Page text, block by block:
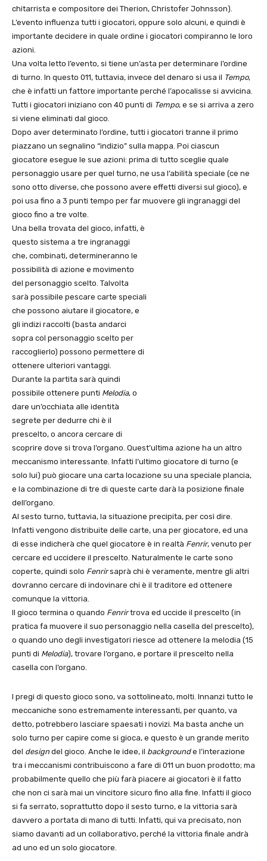
chitarrista e compositore dei Therion, Christofer Johnsson).
L’evento influenza tutti i giocatori, oppure solo alcuni, e quindi è
importante decidere in quale ordine i giocatori compiranno le loro
azioni.
Una volta letto l’evento, si tiene un’asta per determinare l’ordine
di turno. In questo 011, tuttavia, invece del denaro si usa il Tempo,
che è infatti un fattore importante perché l’apocalisse si avvicina.
Tutti i giocatori iniziano con 40 punti di Tempo, e se si arriva a zero
si viene eliminati dal gioco.
Dopo aver determinato l’ordine, tutti i giocatori tranne il primo
piazzano un segnalino “indizio” sulla mappa. Poi ciascun
giocatore esegue le sue azioni: prima di tutto sceglie quale
personaggio usare per quel turno, ne usa l’abilità speciale (ce ne
sono otto diverse, che possono avere effetti diversi sul gioco), e
poi usa fino a 3 punti tempo per far muovere gli ingranaggi del
gioco fino a tre volte.
Una bella trovata del gioco, infatti, è
questo sistema a tre ingranaggi
che, combinati, determineranno le
possibilità di azione e movimento
del personaggio scelto. Talvolta
sarà possibile pescare carte speciali
che possono aiutare il giocatore, e
gli indizi raccolti (basta andarci
sopra col personaggio scelto per
raccoglierlo) possono permettere di
ottenere ulteriori vantaggi.
Durante la partita sarà quindi
possibile ottenere punti Melodia, o
dare un’occhiata alle identità
segrete per dedurre chi è il
prescelto, o ancora cercare di
scoprire dove si trova l’organo. Quest’ultima azione ha un altro
meccanismo interessante. Infatti l’ultimo giocatore di turno (e
solo lui) può giocare una carta locazione su una speciale plancia,
e la combinazione di tre di queste carte darà la posizione finale
dell’organo.
Al sesto turno, tuttavia, la situazione precipita, per così dire.
Infatti vengono distribuite delle carte, una per giocatore, ed una
di esse indicherà che quel giocatore è in realtà Fenrir, venuto per
cercare ed uccidere il prescelto. Naturalmente le carte sono
coperte, quindi solo Fenrirsaprà chi è veramente, mentre gli altri
dovranno cercare di indovinare chi è il traditore ed ottenere
comunque la vittoria.
Il gioco termina o quando Fenrirtrova ed uccide il prescelto (in
pratica fa muovere il suo personaggio nella casella del prescelto),
o quando uno degli investigatori riesce ad ottenere la melodia (15
punti di Melodia), trovare l’organo, e portare il prescelto nella
casella con l’organo.
I pregi di questo gioco sono, va sottolineato, molti. Innanzi tutto le
meccaniche sono estremamente interessanti, per quanto, va
detto, potrebbero lasciare spaesati i novizi. Ma basta anche un
solo turno per capire come si gioca, e questo è un grande merito
del design del gioco. Anche le idee, il backgrounde l’interazione
tra i meccanismi contribuiscono a fare di 011 un buon prodotto; ma
probabilmente quello che più farà piacere ai giocatori è il fatto
che non ci sarà mai un vincitore sicuro fino alla fine. Infatti il gioco
si fa serrato, soprattutto dopo il sesto turno, e la vittoria sarà
davvero a portata di mano di tutti. Infatti, qui va precisato, non
siamo davanti ad un collaborativo, perché la vittoria finale andrà
ad uno ed un solo giocatore.